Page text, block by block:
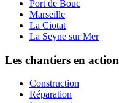
Port de Bouc
Marseille
La Ciotat
La Seyne sur Mer
Les chantiers en action
Construction
Réparation